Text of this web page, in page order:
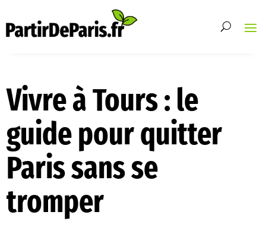
Vivre à Tours : le
guide pour quitter
Paris sans se
tromper